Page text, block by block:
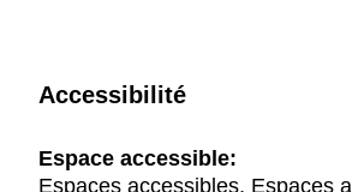
Accessibilité
Espace accessible:
Espaces accessibles, Espaces